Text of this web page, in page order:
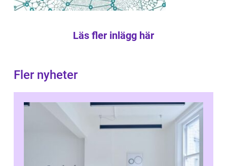
Läs fler inlägg här
Fler nyheter